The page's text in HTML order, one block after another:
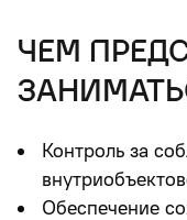
чем
Контроль за
Обеспечение